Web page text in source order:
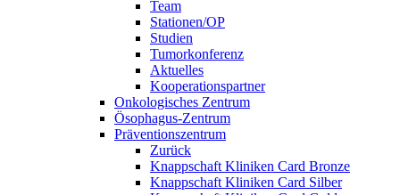
Team
Stationen/OP
Studien
Tumorkonferenz
Aktuelles
Kooperationspartner
Onkologisches Zentrum
Ösophagus-Zentrum
Präventionszentrum
Zurück
Knappschaft Kliniken Card Bronze
Knappschaft Kliniken Card Silber